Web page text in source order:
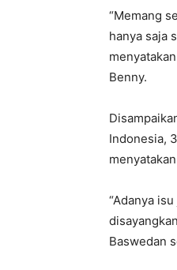
“Memang
hanya saja
Benny.
Indonesia,
“Adanya
Baswedan